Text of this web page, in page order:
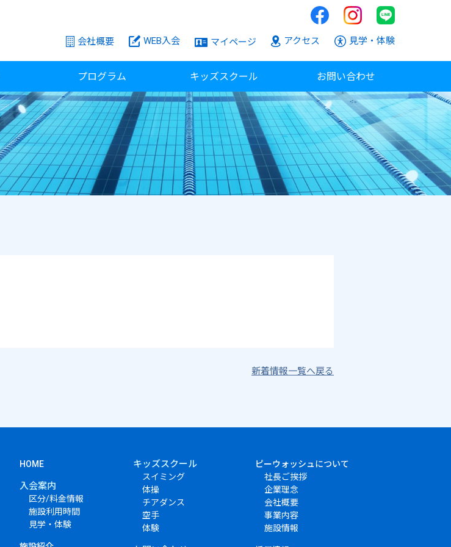
会社概要 WEB入会 マイページ アクセス 見学・体験
プログラム キッズスクール お問い合わせ
新着情報一覧へ戻る
HOME
入会案内
区分/料金情報
施設利用時間
見学・体験
キッズスクール
スイミング
体操
チアダンス
空手
体験
ピーウォッシュについて
社長ご挨拶
企業理念
会社概要
事業内容
施設情報